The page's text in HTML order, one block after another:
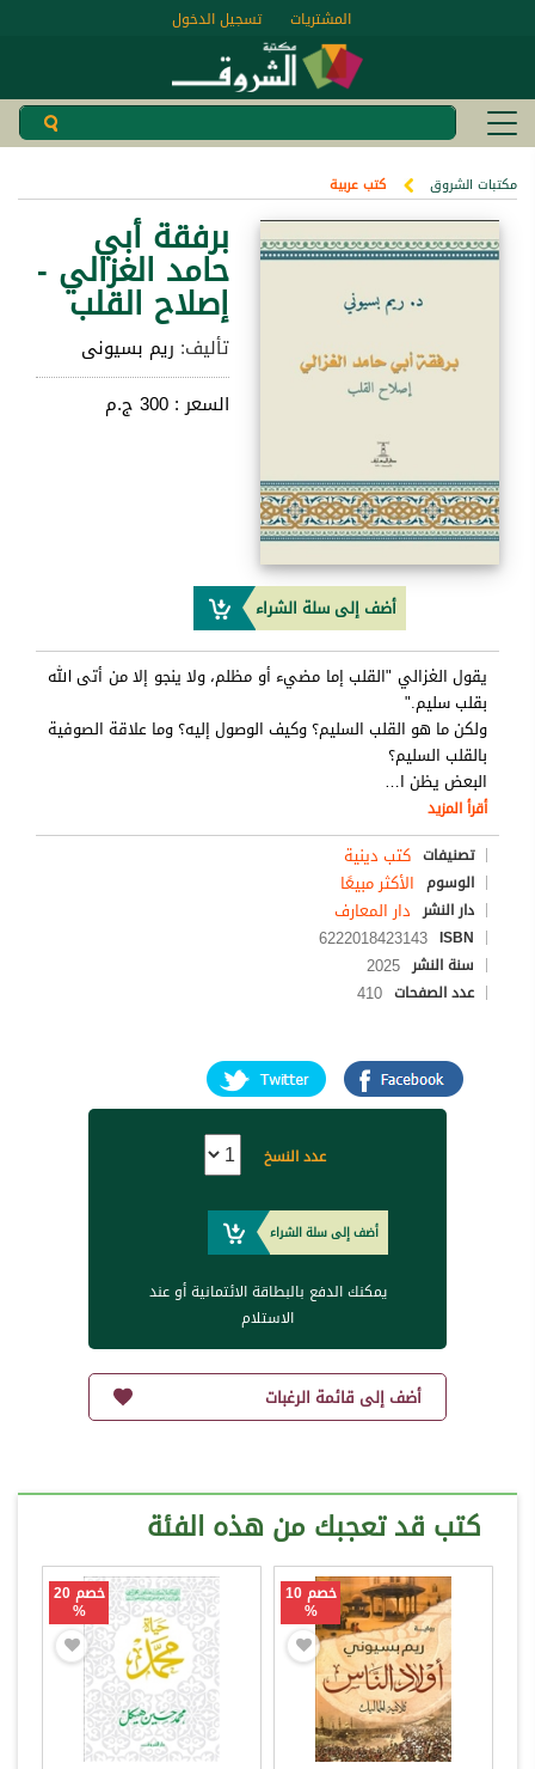
تسجيل الدخول المشتريات
مكتبات الشروق كتب عربية
برفقة أبي
حامد الغزالي -
إصلاح القلب
تأليف: ريم بسيونى
السعر : 300 ج.م
أضف إلى سلة الشراء
يقول الغزالي "القلب إما مضيء أو مظلم، ولا ينجو إلا من أتى الله
بقلب سليم."
ولكن ما هو القلب السليم؟ وكيف الوصول إليه؟ وما علاقة الصوفية
بالقلب السليم؟
البعض يظن ا…
أقرأ المزيد
تصنيفات كتب دينية
الوسوم الأكثر مبيعًا
دار النشر دار المعارف
ISBN
6222018423143
سنة النشر 2025
عدد الصفحات 410
عدد النسخ
أضف إلى سلة الشراء
يمكنك الدفع بالبطاقة الائتمانية أو عند
الاستلام
أضف إلى قائمة الرغبات
كتب قد تعجبك من هذه الفئة
خصم 10
%
خصم 20
%